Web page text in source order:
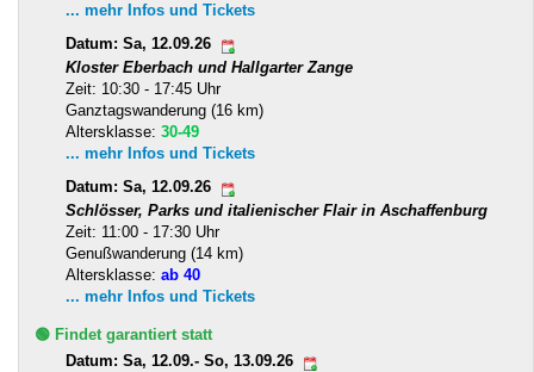
... mehr Infos und Tickets
Datum: Sa, 12.09.26
Kloster Eberbach und Hallgarter Zange
Zeit: 10:30 - 17:45 Uhr
Ganztagswanderung (16 km)
Altersklasse: 30-49
... mehr Infos und Tickets
Datum: Sa, 12.09.26
Schlösser, Parks und italienischer Flair in Aschaffenburg
Zeit: 11:00 - 17:30 Uhr
Genußwanderung (14 km)
Altersklasse: ab 40
... mehr Infos und Tickets
🟢 Findet garantiert statt
Datum: Sa, 12.09.- So, 13.09.26